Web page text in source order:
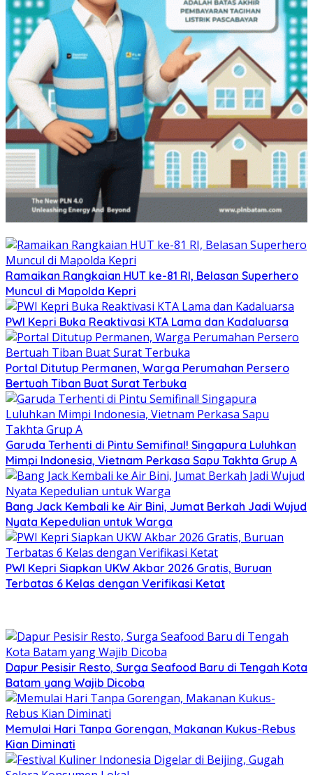
Ramaikan Rangkaian HUT ke-81 RI, Belasan Superhero
Muncul di Mapolda Kepri
PWI Kepri Buka Reaktivasi KTA Lama dan Kadaluarsa
Portal Ditutup Permanen, Warga Perumahan Persero
Bertuah Tiban Buat Surat Terbuka
Garuda Terhenti di Pintu Semifinal! Singapura Luluhkan
Mimpi Indonesia, Vietnam Perkasa Sapu Takhta Grup A
Bang Jack Kembali ke Air Bini, Jumat Berkah Jadi Wujud
Nyata Kepedulian untuk Warga
PWI Kepri Siapkan UKW Akbar 2026 Gratis, Buruan
Terbatas 6 Kelas dengan Verifikasi Ketat
Dapur Pesisir Resto, Surga Seafood Baru di Tengah Kota
Batam yang Wajib Dicoba
Memulai Hari Tanpa Gorengan, Makanan Kukus-Rebus
Kian Diminati